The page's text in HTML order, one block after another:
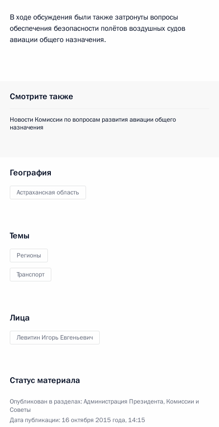
В ходе обсуждения были также затронуты вопросы
обеспечения безопасности полётов воздушных судов
авиации общего назначения.
Смотрите также
Новости Комиссии по вопросам развития авиации общего
назначения
География
Астраханская область
Темы
Регионы
Транспорт
Лица
Левитин Игорь Евгеньевич
Статус материала
Опубликован в разделах:Администрация Президента, Комиссии и
Советы
Дата публикации: 16 октября 2015 года, 14:15